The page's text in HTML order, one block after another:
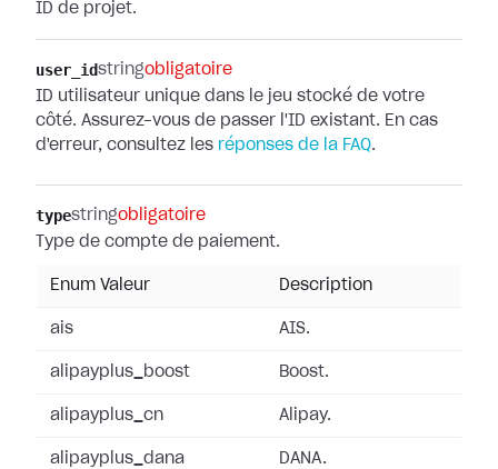
ID de projet.
user_idstringobligatoire
ID utilisateur unique dans le jeu stocké de votre
côté. Assurez-vous de passer l'ID existant. En cas
d'erreur, consultez les réponses de la FAQ.
typestringobligatoire
Type de compte de paiement.
Enum Valeur Description
ais AIS.
alipayplus_boost Boost.
alipayplus_cn Alipay.
alipayplus_dana DANA.